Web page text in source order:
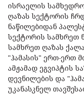
ისრაელის
ღაზას სექტორის
ნაწილებიდან
სექტორის სამხრეთ
სამხრეთ ღაზას
"ჰამასის" ერთ-ერთ
ამჟამად ეგვიპტის
დევნილების და
უკანასკნელ